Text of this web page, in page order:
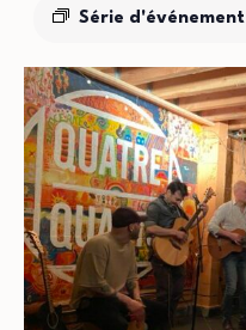
Série d'événement